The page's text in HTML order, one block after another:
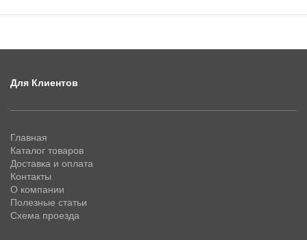
Для Клиентов
Главная
Каталог товаров
Доставка и оплата
Контакты
О компании
Полезные статьи
Схема проезда